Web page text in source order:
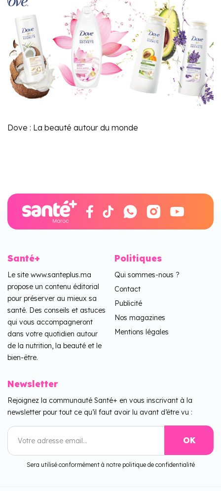
Dove : La beauté autour du monde
Santé+
Le site www.santeplus.ma
propose un contenu éditorial
pour préserver au mieux sa
santé. Des conseils et astuces
qui vous accompagneront
dans votre quotidien autour
de la nutrition, la beauté et le
bien-être.
Politiques
Qui sommes-nous ?
Contact
Publicité
Nos magazines
Mentions légales
Newsletter
Rejoignez la communauté Santé+ en vous inscrivant à la
newsletter pour tout ce qu’il faut avoir lu avant d’être vu :
Sera utilisé conformément à notre politique de confidentialité